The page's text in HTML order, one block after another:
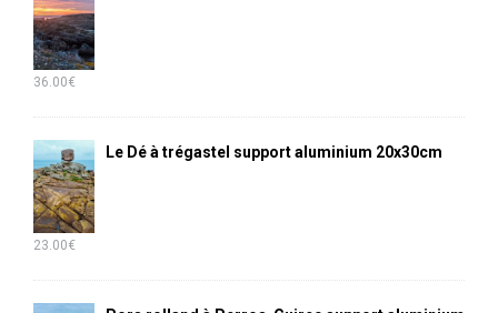
36.00€
Le Dé à trégastel support aluminium 20x30cm
23.00€